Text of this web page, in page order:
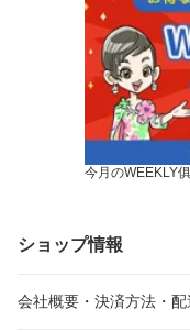
今月のWEEKLY
ショップ情報
会社概要・決済方法・